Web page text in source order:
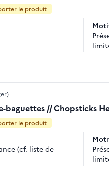
le produit
baguettes // Chopsticks
le produit
(cf. liste de